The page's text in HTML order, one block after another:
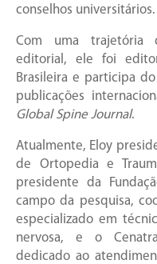
conselhos universitários.
Com uma trajetória
editorial, ele foi
Brasileira e participa
publicações
Global Spine Journal.
Atualmente, Eloy
de Ortopedia e
presidente da
campo da pesquisa,
especializado em
nervosa, e o
dedicado ao